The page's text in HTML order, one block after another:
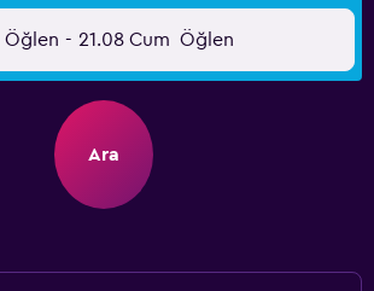
Öğlen - 21.08 Cum Öğlen
Ara